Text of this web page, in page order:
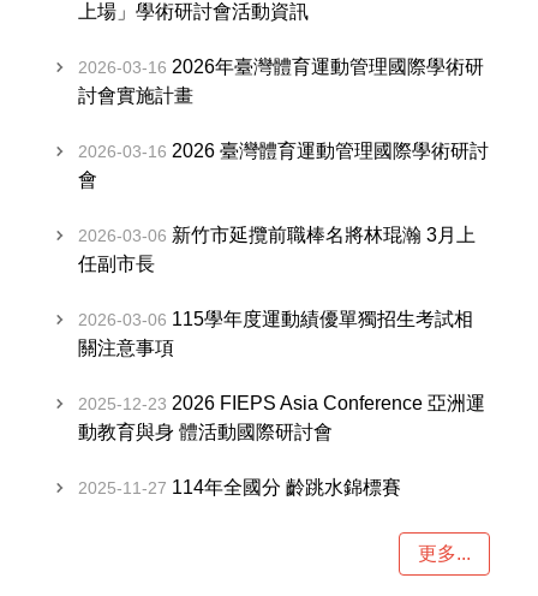
上場」學術研討會活動資訊
2026-03-16 2026年臺灣體育運動管理國際學術研
討會實施計畫
2026-03-16 2026 臺灣體育運動管理國際學術研討
會
2026-03-06 新竹市延攬前職棒名將林琨瀚 3月上
任副市長
2026-03-06 115學年度運動績優單獨招生考試相
關注意事項
2025-12-23 2026 FIEPS Asia Conference 亞洲運
動教育與身 體活動國際研討會
2025-11-27 114年全國分 齡跳水錦標賽
更多...